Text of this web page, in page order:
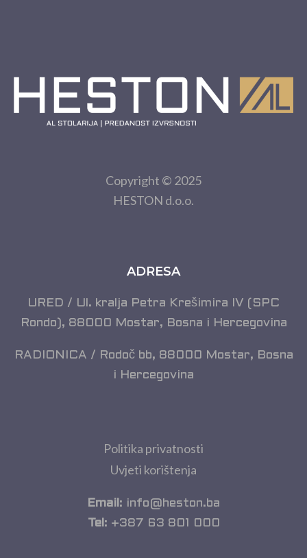
Copyright © 2025
HESTON d.o.o.
ADRESA
URED / Ul. kralja Petra Krešimira IV (SPC
Rondo), 88000 Mostar, Bosna i Hercegovina
RADIONICA / Rodoč bb, 88000 Mostar, Bosna
i Hercegovina
Politika privatnosti
Uvjeti korištenja
Email : info@heston.ba
Tel : +387 63 801 000